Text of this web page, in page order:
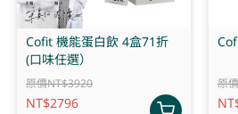
Cofit 機能蛋白飲 4盒71折
(口味任選）
原價NT$3920
NT$2796
原